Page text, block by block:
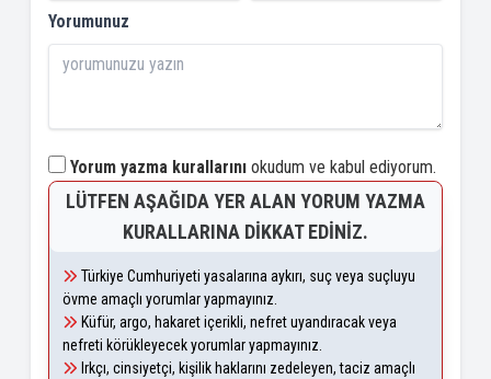
Yorumunuz
Yorum yazma kurallarını okudum ve kabul ediyorum.
LÜTFEN AŞAĞIDA YER ALAN YORUM YAZMA
KURALLARINA DIKKAT EDINIZ.
Türkiye Cumhuriyeti yasalarına aykırı, suç veya suçluyu
övme amaçlı yorumlar yapmayınız.
Küfür, argo, hakaret içerikli, nefret uyandıracak veya
nefreti körükleyecek yorumlar yapmayınız.
Irkçı, cinsiyetçi, kişilik haklarını zedeleyen, taciz amaçlı